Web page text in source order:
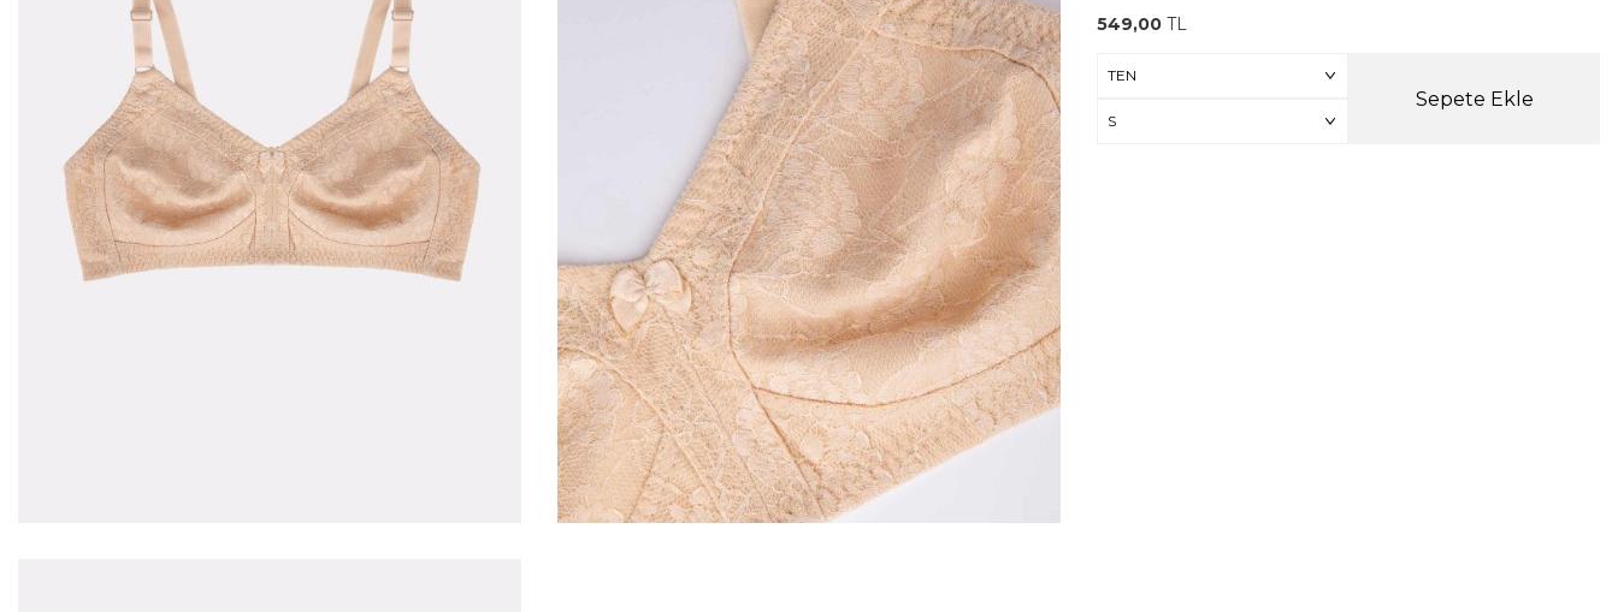
549,00 TL
Sepete Ekle